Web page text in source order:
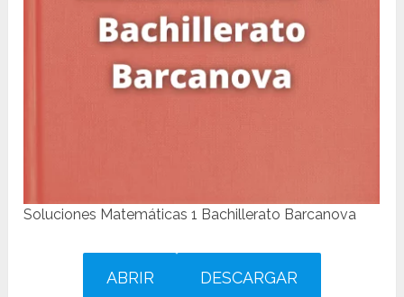
Soluciones Matemáticas 1 Bachillerato Barcanova
ABRIR DESCARGAR